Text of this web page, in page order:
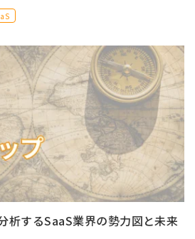
析するSaaS業界の勢力図と未来